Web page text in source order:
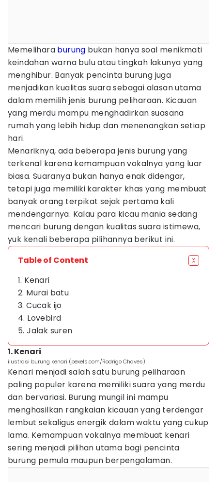
Memelihara burung bukan hanya soal menikmati
keindahan warna bulu atau tingkah lakunya yang
menghibur. Banyak pencinta burung juga
menjadikan kualitas suara sebagai alasan utama
dalam memilih jenis burung peliharaan. Kicauan
yang merdu mampu menghadirkan suasana
rumah yang lebih hidup dan menenangkan setiap
hari.
Menariknya, ada beberapa jenis burung yang
terkenal karena kemampuan vokalnya yang luar
biasa. Suaranya bukan hanya enak didengar,
tetapi juga memiliki karakter khas yang membuat
banyak orang terpikat sejak pertama kali
mendengarnya. Kalau para kicau mania sedang
mencari burung dengan kualitas suara istimewa,
yuk kenali beberapa pilihannya berikut ini.
Table of Content
1. Kenari
2. Murai batu
3. Cucak ijo
4. Lovebird
5. Jalak suren
1. Kenari
ilustrasi burung kenari (pexels.com/Rodrigo Chaves)
Kenari menjadi salah satu burung peliharaan
paling populer karena memiliki suara yang merdu
dan bervariasi. Burung mungil ini mampu
menghasilkan rangkaian kicauan yang terdengar
lembut sekaligus energik dalam waktu yang cukup
lama. Kemampuan vokalnya membuat kenari
sering menjadi pilihan utama bagi pencinta
burung pemula maupun berpengalaman.